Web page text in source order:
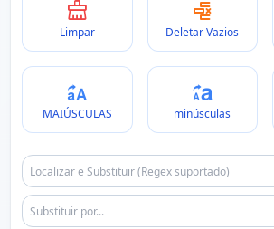
Limpar Deletar Vazios
MAIÚSCULAS minúsculas